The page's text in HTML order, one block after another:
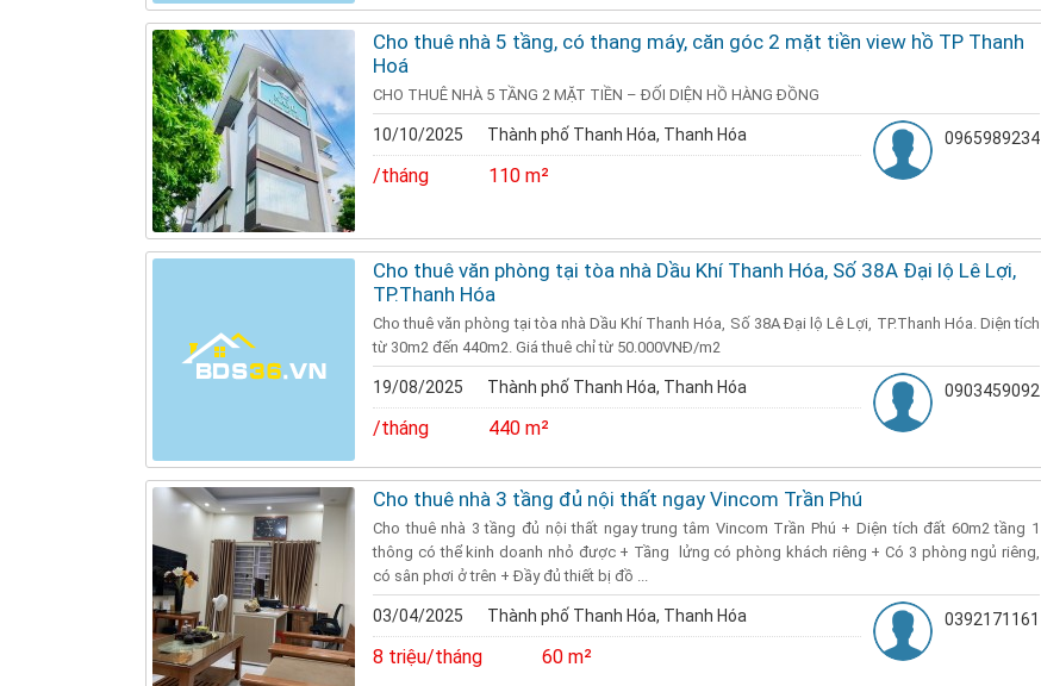
Cho thuê nhà 5 tầng, có thang máy, căn góc 2 mặt tiền view hồ TP Thanh
Hoá
CHO THUÊ NHÀ 5 TẦNG 2 MẶT TIỀN – ĐỐI DIỆN HỒ HÀNG ĐỒNG
10/10/2025 Thành phố Thanh Hóa, Thanh Hóa
/tháng 110 m²
0965989234
Cho thuê văn phòng tại tòa nhà Dầu Khí Thanh Hóa, Số 38A Đại lộ Lê Lợi,
TP.Thanh Hóa
Cho thuê văn phòng tại tòa nhà Dầu Khí Thanh Hóa, Số 38A Đại lộ Lê Lợi, TP.Thanh Hóa. Diện tích
từ 30m2 đến 440m2. Giá thuê chỉ từ 50.000VNĐ/m2
19/08/2025 Thành phố Thanh Hóa, Thanh Hóa
/tháng 440 m²
0903459092
Cho thuê nhà 3 tầng đủ nội thất ngay Vincom Trần Phú
Cho thuê nhà 3 tầng đủ nội thất ngay trung tâm Vincom Trần Phú + Diện tích đất 60m2 tầng 1
thông có thể kinh doanh nhỏ được + Tầng lửng có phòng khách riêng + Có 3 phòng ngủ riêng,
có sân phơi ở trên + Đầy đủ thiết bị đồ ...
03/04/2025 Thành phố Thanh Hóa, Thanh Hóa
8 triệu/tháng 60 m²
0392171161